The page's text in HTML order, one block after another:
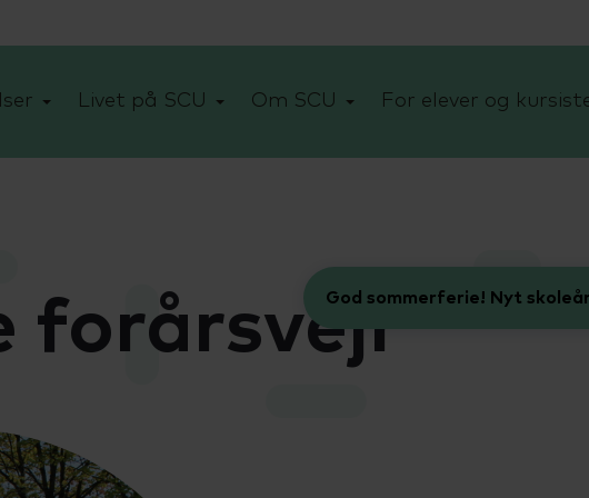
Livet på SCU Om SCU For elever og
forårsvejrGod sommerferie! Nyt